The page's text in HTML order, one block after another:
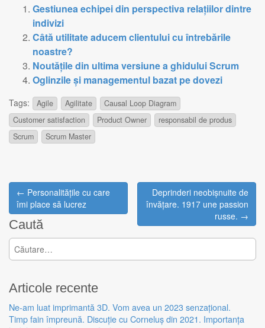
Gestiunea echipei din perspectiva relațiilor dintre
indivizi
Câtă utilitate aducem clientului cu întrebările
noastre?
Noutățile din ultima versiune a ghidului Scrum
Oglinzile și managementul bazat pe dovezi
Tags: Agile Agilitate
Causal Loop Diagram
Customer satisfaction
Product Owner
responsabil de produs
Scrum
Scrum Master
Post navigation
← Personalitățile cu care
îmi place să lucrez
Deprinderi neobișnuite de
învățare. 1917 une passion
russe. →
Caută
Caută după:
Articole recente
Ne-am luat imprimantă 3D. Vom avea un 2023 senzațional.
Timp fain împreună. Discuție cu Corneluș din 2021. Importanța